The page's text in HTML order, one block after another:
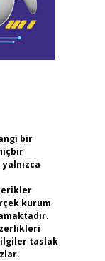
bir
kurum
taslak